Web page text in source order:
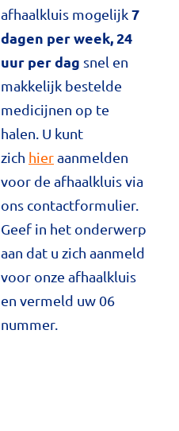
afhaalkluis mogelijk7
dagen per week, 24
uur per dag snel en
makkelijk bestelde
medicijnen op te
halen. U kunt
zich hieraanmelden
voor de afhaalkluis via
ons contactformulier.
Geef in het onderwerp
aan dat u zich aanmeld
voor onze afhaalkluis
en vermeld uw 06
nummer.